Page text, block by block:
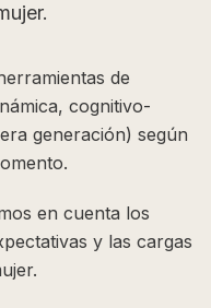
de
cognitivo-
generación) según
en cuenta los
y las cargas